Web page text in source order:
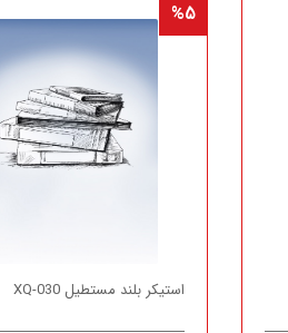
%5
استیکر بلند مستطیل XQ-030